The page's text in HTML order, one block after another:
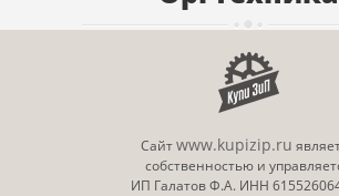
Сайтwww.kupizip.ru
собственностью и
ИП Галатов Ф.А. ИНН